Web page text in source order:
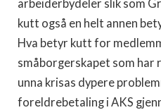
arbeiderbydeler slik som
kutt også en helt annen
Hva betyr kutt for
småborgerskapet som har
unna krisas dypere
foreldrebetaling i AKS